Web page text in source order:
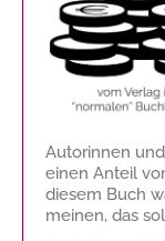
Autorinnen
einen Anteil
diesem Buch
meinen, das